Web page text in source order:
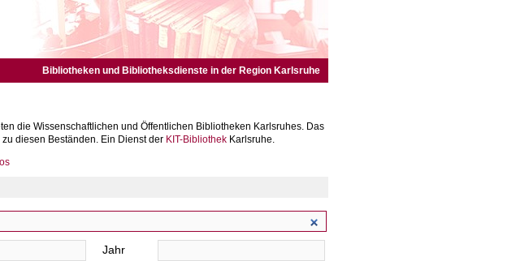
Bibliotheken und Bibliotheksdienste in der Region Karlsruhe
die Wissenschaftlichen und Öffentlichen Bibliotheken Karlsruhes. Das
diesen Beständen. Ein Dienst der KIT-Bibliothek Karlsruhe.
Jahr